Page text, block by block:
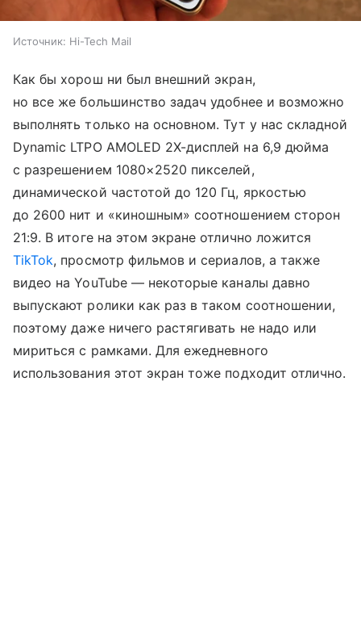
Источник: Hi-Tech Mail
Как бы хорош ни был внешний экран,
но все же большинство задач удобнее и возможно
выполнять только на основном. Тут у нас складной
Dynamic LTPO AMOLED 2X-дисплей на 6,9 дюйма
с разрешением 1080×2520 пикселей,
динамической частотой до 120 Гц, яркостью
до 2600 нит и «киношным» соотношением сторон
21:9. В итоге на этом экране отлично ложится
TikTok, просмотр фильмов и сериалов, а также
видео на YouTube — некоторые каналы давно
выпускают ролики как раз в таком соотношении,
поэтому даже ничего растягивать не надо или
мириться с рамками. Для ежедневного
использования этот экран тоже подходит отлично.